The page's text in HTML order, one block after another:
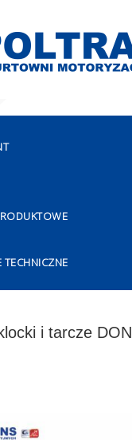
TECHNICZNE
i tarcze DON